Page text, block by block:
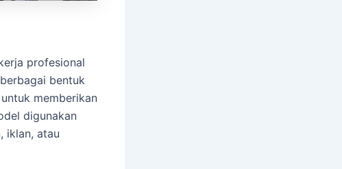
profesional
bentuk
memberikan
digunakan
iklan, atau